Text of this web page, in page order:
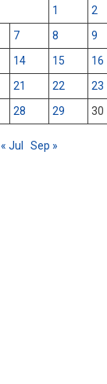
1
2
7 8 9
14 15 16
21 22 23
28 29 30
« Jul Sep »